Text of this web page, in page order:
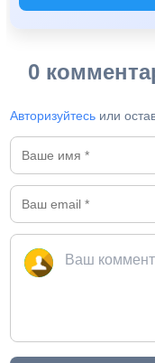
0
Авторизуйтесь или